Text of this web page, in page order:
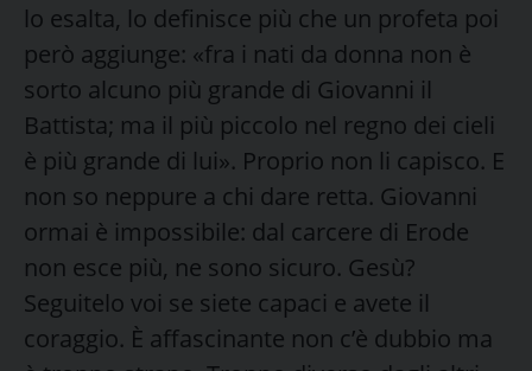
lo esalta, lo definisce più che un profeta poi
però aggiunge: «fra i nati da donna non è
sorto alcuno più grande di Giovanni il
Battista; ma il più piccolo nel regno dei cieli
è più grande di lui». Proprio non li capisco. E
non so neppure a chi dare retta. Giovanni
ormai è impossibile: dal carcere di Erode
non esce più, ne sono sicuro. Gesù?
Seguitelo voi se siete capaci e avete il
coraggio. È affascinante non c’è dubbio ma